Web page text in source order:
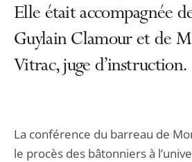
Elle était accompagnée
Guylain Clamour et de
Vitrac, juge d’instruction.
La conférence du barreau de
le procès des bâtonniers à